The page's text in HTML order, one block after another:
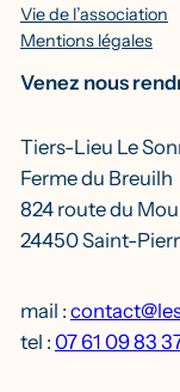
Vie de l’association
Mentions légales
Venez nous
Tiers-Lieu Le
Ferme du Breuilh
824 route du
24450 Saint-
mail :
tel : 07 61 09 83